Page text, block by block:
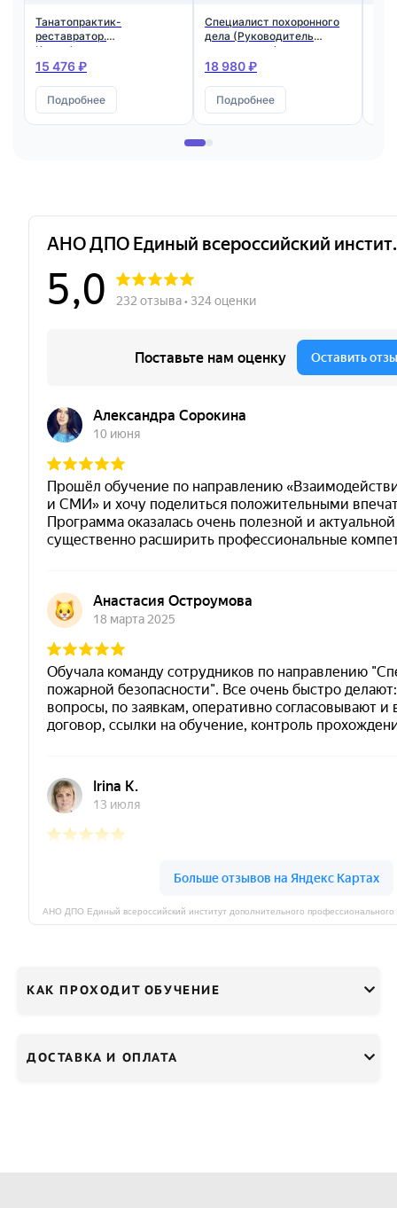
Танатопрактик-
реставратор.
Квалификация:
Танатопрактик-
15 476 ₽
Подробнее
Специалист похоронного
дела (Руководитель
предприятия).
Квалификация:
18 980 ₽
Подробнее
КАК ПРОХОДИТ ОБУЧЕНИЕ
ДОСТАВКА И ОПЛАТА